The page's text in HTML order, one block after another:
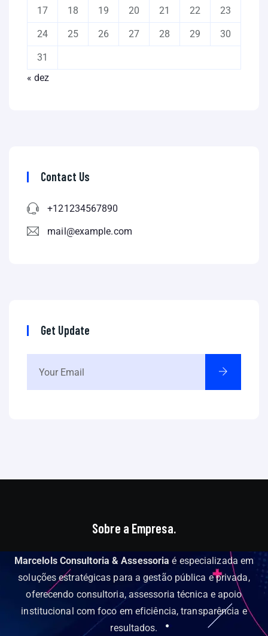
17 18 19 20 21 22 23
24 25 26 27 28 29 30
31
« dez
Contact Us
+121234567890
mail@example.com
Get Update
Sobre a Empresa.
Marcelols Consultoria & Assessoria é especializada em
soluções estratégicas para a gestão pública e privada,
oferecendo consultoria, assessoria técnica e apoio
institucional com foco em eficiência, transparência e
resultados.